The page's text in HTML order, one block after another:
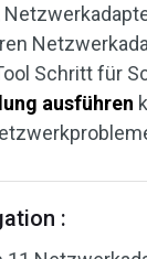
Schritt für
ausführen
: